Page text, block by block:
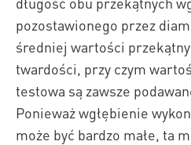
pozostawionego przez
średniej wartości
twardości, przy czym
testowa są zawsze
Ponieważ wgłębienie
może być bardzo małe, ta